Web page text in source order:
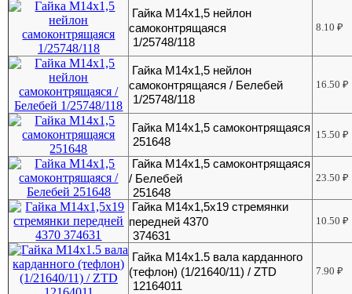
Гайка М14х1,5 нейлон
самоконтрящаяся
1/25748/118
8.10₽
Гайка М14х1,5 нейлон
самоконтрящаяся / Белебей
1/25748/118
16.50₽
Гайка М14х1,5 самоконтрящаяся
251648
15.50₽
Гайка М14х1,5 самоконтрящаяся
/ Белебей
251648
23.50₽
Гайка М14х1,5х19 стремянки
передней 4370
374631
10.50₽
Гайка М14х1.5 вала карданного
(тефлон) (1/21640/11) / ZTD
12164011
7.90₽